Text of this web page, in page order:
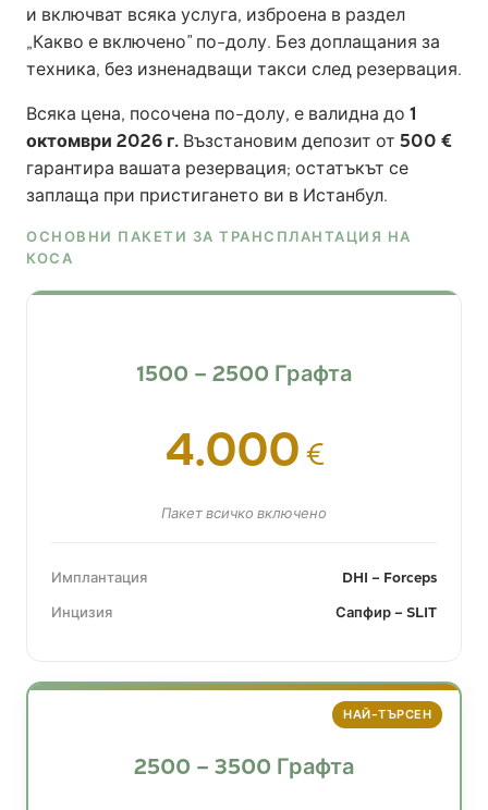
и включват всяка услуга, изброена в раздел
„Какво е включено” по-долу. Без доплащания за
техника, без изненадващи такси след резервация.
Всяка цена, посочена по-долу, е валидна до 1
октомври 2026 г. Възстановим депозит от 500 €
гарантира вашата резервация; остатъкът се
заплаща при пристигането ви в Истанбул.
ОСНОВНИ ПАКЕТИ ЗА ТРАНСПЛАНТАЦИЯ НА
КОСА
1500 – 2500 Графта
4.000€
Пакет всичко включено
Имплантация
DHI – Forceps
Инцизия
Сапфир – SLIT
НАЙ-ТЪРСЕН
2500 – 3500 Графта